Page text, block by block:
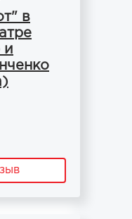
в
и